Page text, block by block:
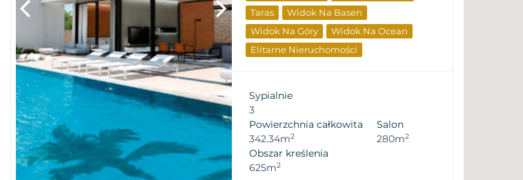
Taras
Widok Na Basen
Widok Na Góry
Widok Na Ocean
Elitarne Nieruchomości
Sypialnie
3
Powierzchnia całkowita
342.34m2
Salon
280m2
Obszar kreślenia
625m2